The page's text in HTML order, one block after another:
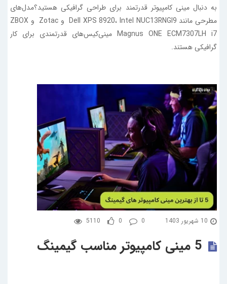
به دنبال مینی کامپیوتر قدرتمند برای طراحی گرافیکی هستید؟مدل‌های
مطرحی مانند Dell XPS 8920، Intel NUC13RNGI9 و Zotac و ZBOX
Magnus ONE ECM7307LH i7 مینی‌کیس‌های قدرتمندی برای کار
گرافیکی هستند.
10 شهریور 1403 5110 0 0
5 مینی کامپیوتر مناسب گیمینگ